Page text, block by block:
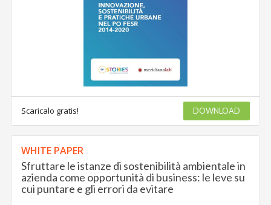
Scaricalo gratis! DOWNLOAD
WHITE PAPER
Sfruttare le istanze di sostenibilità ambientale in
azienda come opportunità di business: le leve su
cui puntare e gli errori da evitare